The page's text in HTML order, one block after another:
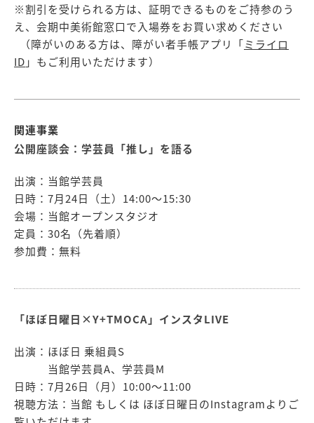
※割引を受けられる方は、証明できるものをご持参のう
え、会期中美術館窓口で入場券をお買い求めください
（障がいのある方は、障がい者手帳アプリ「ミライロ
ID 」もご利用いただけます）
関連事業
公開座談会：学芸員「推し」を語る
出演：当館学芸員
日時：7月24日（土）14:00〜15:30
会場：当館オープンスタジオ
定員：30名（先着順）
参加費：無料
「ほぼ日曜日×Y+TMOCA」インスタLIVE
出演：ほぼ日 乗組員S
当館学芸員A、学芸員M
日時：7月26日（月）10:00〜11:00
視聴方法：当館 もしくは ほぼ日曜日のInstagramよりご